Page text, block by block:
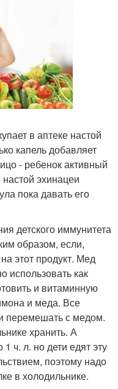
в аптеке настой
капель добавляет
- ребенок активный
эхинацеи
пока давать его
детского иммунитета
образом, если,
этот продукт. Мед
использовать как
и витаминную
и меда. Все
перемешать с медом.
хранить. А
ч. л. но дети едят эту
поэтому надо
в холодильнике.